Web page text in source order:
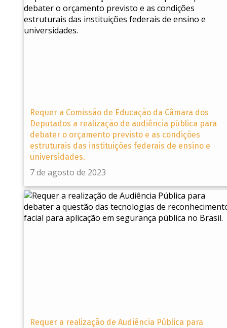
Requer a Comissão de Educação da Câmara dos
Deputados a realização de audiência pública para
debater o orçamento previsto e as condições
estruturais das instituições federais de ensino e
universidades.
7 de agosto de 2023
Requer a realização de Audiência Pública para